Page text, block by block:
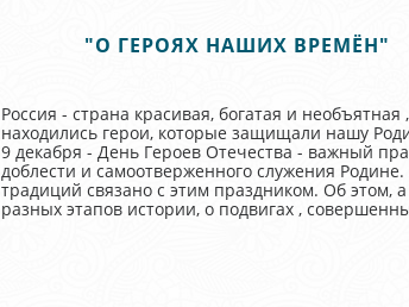
"О ГЕРОЯХ НАШИХ ВРЕМЁН"
Россия - страна красивая, богатая и
находились герои, которые защищали нашу
9 декабря - День Героев Отечества - важный
доблести и самоотверженного служения
традиций связано с этим праздником. Об этом,
разных этапов истории, о подвигах ,